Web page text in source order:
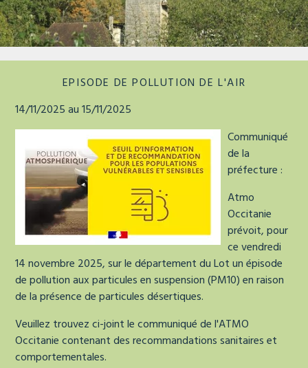
EPISODE DE POLLUTION DE L'AIR
14/11/2025 au 15/11/2025
Communiqué
de la
préfecture :
Atmo
Occitanie
prévoit, pour
ce vendredi
14 novembre 2025, sur le département du Lot un épisode
de pollution aux particules en suspension (PM10) en raison
de la présence de particules désertiques.
Veuillez trouvez ci-joint le communiqué de l'ATMO
Occitanie contenant des recommandations sanitaires et
comportementales.